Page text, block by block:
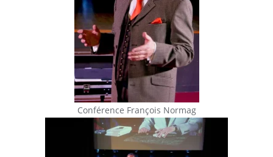
Conférence François Normag